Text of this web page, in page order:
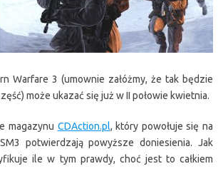
Warfare 3 (umownie załóżmy, że tak będzie
może ukazać się już w II połowie kwietnia.
magazynu CDAction.pl, który powołuje się na
potwierdzają powyższe doniesienia. Jak
ile w tym prawdy, choć jest to całkiem